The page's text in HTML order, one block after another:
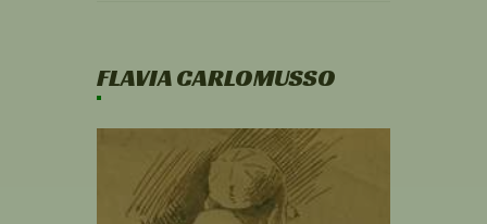
FLAVIA CARLOMUSSO